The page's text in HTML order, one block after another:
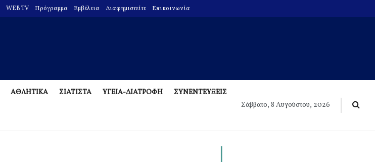
WEB TV Πρόγραμμα Εμβέλεια Διαφημιστείτε Επικοινωνία
ΑΘΛΗΤΙΚΑ ΣΙΑΤΙΣΤΑ ΥΓΕΙΑ-ΔΙΑΤΡΟΦΗ ΣΥΝΕΝΤΕΥΞΕΙΣ
Σάββατο, 8 Αυγούστου, 2026